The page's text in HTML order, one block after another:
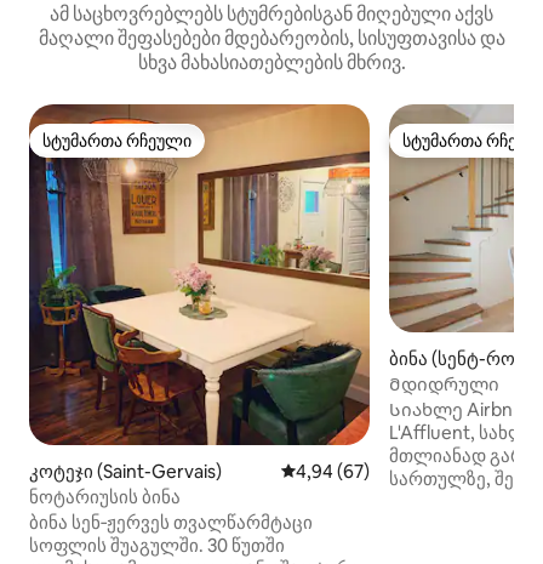
ამ საცხოვრებლებს სტუმრებისგან მიღებული აქვს
მაღალი შეფასებები მდებარეობის, სისუფთავისა და
სხვა მახასიათებლების მხრივ.
სტუმართა რჩეული
სტუმართა რჩეული
კოტეჯი (Saint-Gervais) საშუალო შეფასებაა 5‑დან
4,94 (67)
ნოტარიუსის ბინა
ბინა სენ‑ჟერვეს თვალწარმტაცი
სოფლის შუაგულში. 30 წუთში
სტუმართა
სტუმართა
ბინა (სენტ-
Მდიდრული
Სიახლე Airbnb ‑ ზე!
L'Affluent,
მთლიანად
სართულზე,